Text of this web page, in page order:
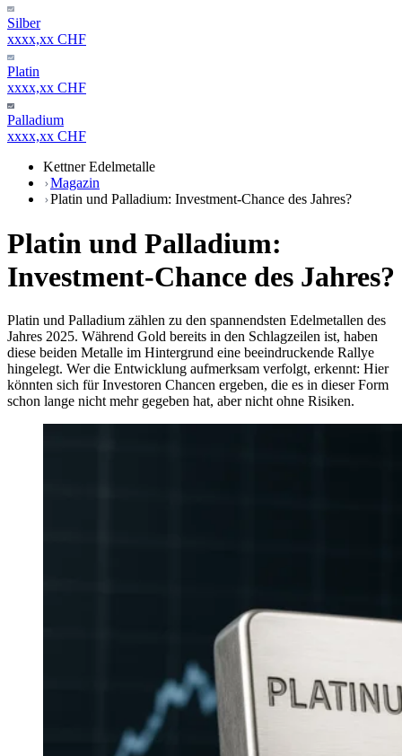
Silber
xxxx,xx CHF
Platin
xxxx,xx CHF
Palladium
xxxx,xx CHF
Kettner Edelmetalle
Magazin
Platin und Palladium: Investment-Chance des Jahres?
Platin und Palladium:
Investment-Chance des Jahres?
Platin und Palladium zählen zu den spannendsten Edelmetallen des
Jahres 2025. Während Gold bereits in den Schlagzeilen ist, haben
diese beiden Metalle im Hintergrund eine beeindruckende Rallye
hingelegt. Wer die Entwicklung aufmerksam verfolgt, erkennt: Hier
könnten sich für Investoren Chancen ergeben, die es in dieser Form
schon lange nicht mehr gegeben hat, aber nicht ohne Risiken.